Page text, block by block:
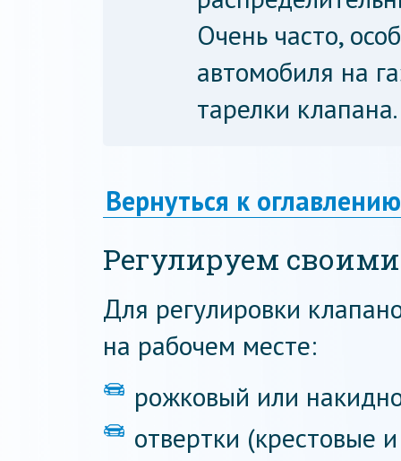
Очень часто,
автомобиля на
тарелки клапана.
Вернуться к оглавлению
Регулируем
Для регулировки
на рабочем месте:
рожковый или
отвертки (крестовые